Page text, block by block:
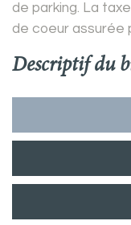
de parking. La
de coeur assurée
descriptif du